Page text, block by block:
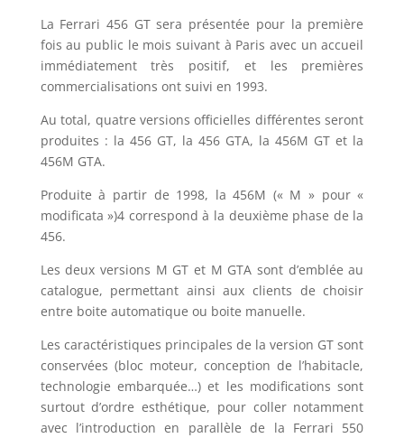
La Ferrari 456 GT sera présentée pour la première
fois au public le mois suivant à Paris avec un accueil
immédiatement très positif, et les premières
commercialisations ont suivi en 1993.
Au total, quatre versions officielles différentes seront
produites : la 456 GT, la 456 GTA, la 456M GT et la
456M GTA.
Produite à partir de 1998, la 456M (« M » pour «
modificata »)4 correspond à la deuxième phase de la
456.
Les deux versions M GT et M GTA sont d’emblée au
catalogue, permettant ainsi aux clients de choisir
entre boite automatique ou boite manuelle.
Les caractéristiques principales de la version GT sont
conservées (bloc moteur, conception de l’habitacle,
technologie embarquée…) et les modifications sont
surtout d’ordre esthétique, pour coller notamment
avec l’introduction en parallèle de la Ferrari 550